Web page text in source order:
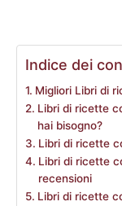
Indice dei
Migliori Libri di
Libri di ricette
hai bisogno?
Libri di ricette
Libri di ricette
recensioni
Libri di ricette